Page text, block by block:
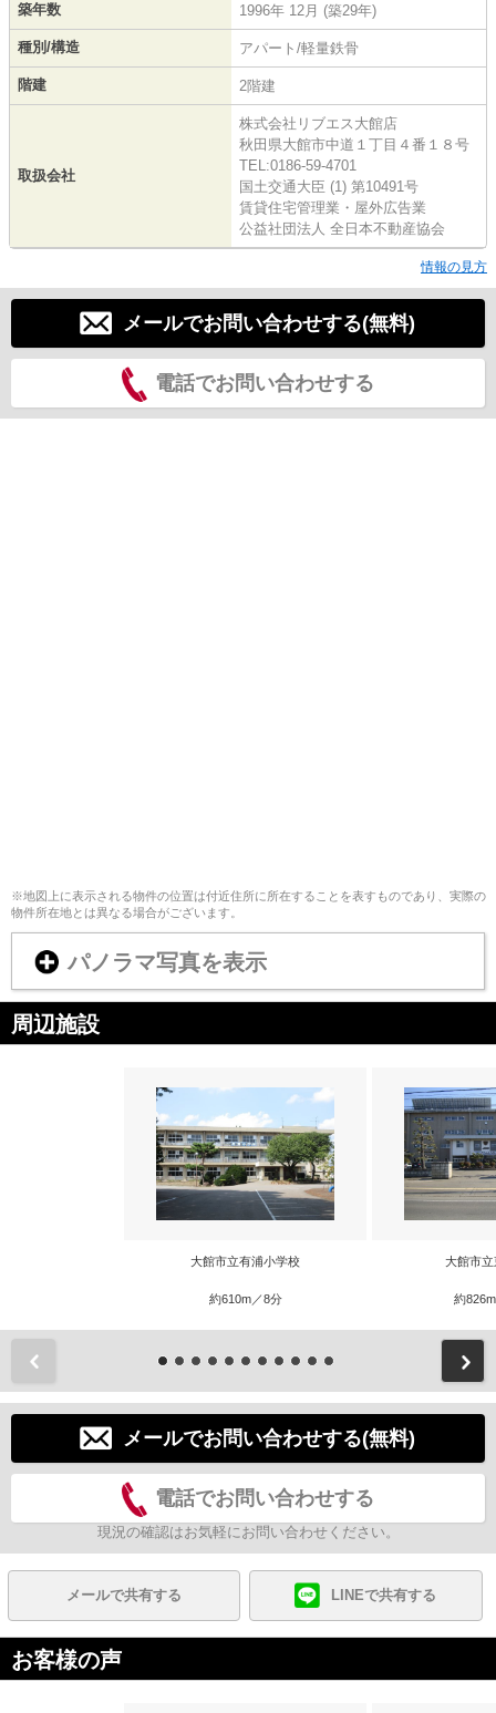
築年数 1996年 12月 (築29年)
種別/構造 アパート/軽量鉄骨
階建 2階建
取扱会社
株式会社リブエス大館店
秋田県大館市中道１丁目４番１８号
TEL:0186-59-4701
国土交通大臣 (1) 第10491号
賃貸住宅管理業・屋外広告業
公益社団法人 全日本不動産協会
情報の見方
メールでお問い合わせする(無料)
電話でお問い合わせする
※地図上に表示される物件の位置は付近住所に所在することを表すものであり、実際の
物件所在地とは異なる場合がございます。
パノラマ写真を表示
周辺施設
大館市立有浦小学校
約610m／8分
大館市
約
メールでお問い合わせする(無料)
電話でお問い合わせする
現況の確認はお気軽にお問い合わせください。
メールで共有する LINEで共有する
お客様の声